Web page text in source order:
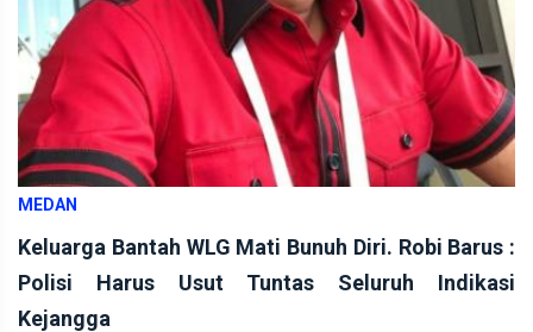
MEDAN
Keluarga Bantah WLG Mati Bunuh Diri. Robi Barus :
Polisi Harus Usut Tuntas Seluruh Indikasi
Kejangga